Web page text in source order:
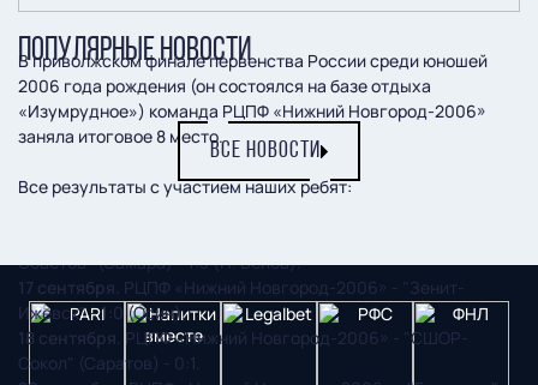
В приволжском финале первенства России среди юношей
2006 года рождения (он состоялся на базе отдыха
«Изумрудное») команда РЦПФ «Нижний Новгород-2006»
заняла итоговое 8 место.
Все результаты с участием наших ребят:
Советов" (Самара) - 1:3 (Н. Белов).
17 сентября. РЦПФ «Нижний Новгород-2006» - "Зенит-
Ижевск" - 1:0 (Осин).
18 сентября . РЦПФ «Нижний Новгород-2006» - "СШОР-
Сокол" (Саратов) - 0:1.
ПОПУЛЯРНЫЕ НОВОСТИ
ВСЕ НОВОСТИ